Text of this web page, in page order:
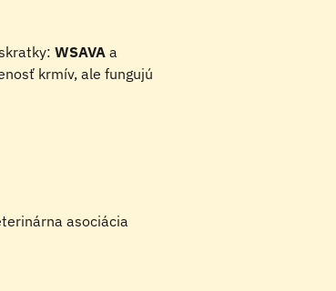
WSAVA a
krmív, ale fungujú
asociácia